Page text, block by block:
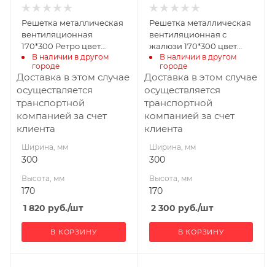
Решетка металлическая
вентиляционная
170*300 Ретро цвет
алюминий - цинк с/п
В наличии в другом
городе
Доставка в этом случае
осуществляется
транспортной
компанией за счет
клиента
Ширина, мм
300
Высота, мм
170
1 820 руб./шт
В КОРЗИНУ
Решетка металлическая
вентиляционная с
жалюзи 170*300 цвет
Никель с/п
В наличии в другом
городе
Доставка в этом случае
осуществляется
транспортной
компанией за счет
клиента
Ширина, мм
300
Высота, мм
170
2 300 руб./шт
В КОРЗИНУ